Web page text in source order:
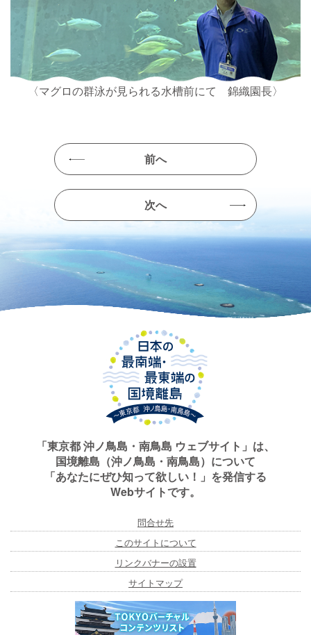
〈マグロの群泳が見られる水槽前にて 錦織園長〉
前へ
次へ
「東京都 沖ノ鳥島・南鳥島 ウェブサイト」は、
国境離島（沖ノ鳥島・南鳥島）について
「あなたにぜひ知って欲しい！」を発信する
Webサイトです。
問合せ先
このサイトについて
リンクバナーの設置
サイトマップ